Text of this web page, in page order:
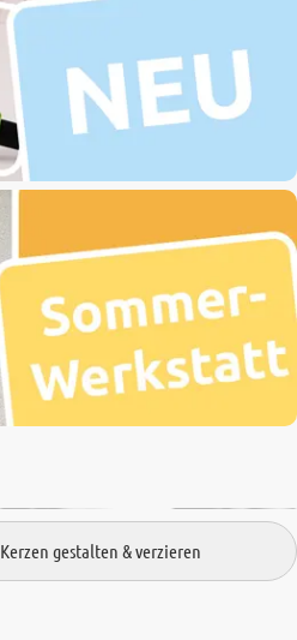
Kerzen gestalten & verzieren